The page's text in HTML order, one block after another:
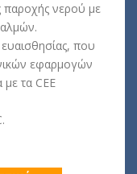
παροχής νερού με
που
εφαρμογών
τα CEE